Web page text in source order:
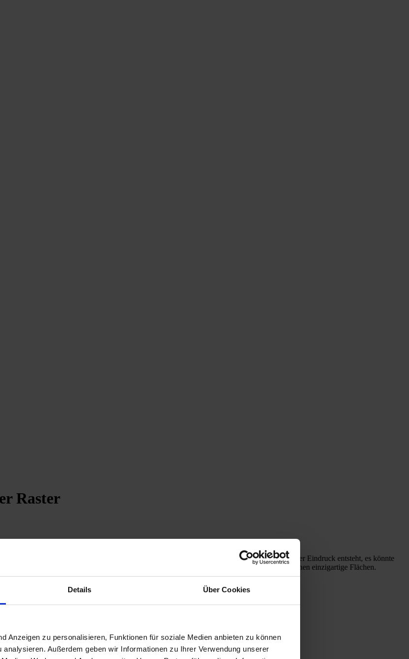
Details Über Cookies
Anzeigen zu personalisieren, Funktionen für soziale Medien anbieten zu können
Außerdem geben wir Informationen zu Ihrer Verwendung unserer
Raster
besticht. Durch eine spezielle Nachbehandlung wird erreicht, dass für den Betrachter der Eindruck entsteht, es könnte
Optik von Natursteinpflaster mit den Vorzügen eines Betonpflastersteins. Dadurch entstehen einzigartige Flächen.
DIK